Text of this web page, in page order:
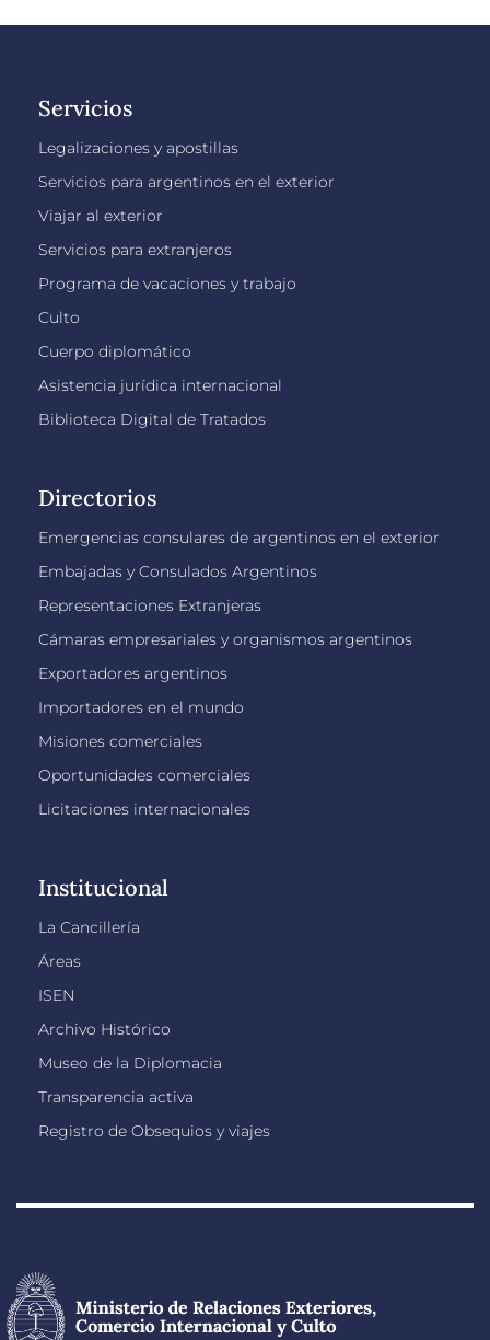
Servicios
Legalizaciones y apostillas
Servicios para argentinos en el exterior
Viajar al exterior
Servicios para extranjeros
Programa de vacaciones y trabajo
Culto
Cuerpo diplomático
Asistencia jurídica internacional
Biblioteca Digital de Tratados
Directorios
Emergencias consulares de argentinos en el exterior
Embajadas y Consulados Argentinos
Representaciones Extranjeras
Cámaras empresariales y organismos argentinos
Exportadores argentinos
Importadores en el mundo
Misiones comerciales
Oportunidades comerciales
Licitaciones internacionales
Institucional
La Cancillería
Áreas
ISEN
Archivo Histórico
Museo de la Diplomacia
Transparencia activa
Registro de Obsequios y viajes